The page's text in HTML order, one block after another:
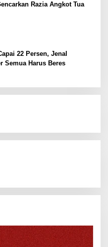
Razia Angkot Tua
22 Persen, Jenal
Semua Harus Beres